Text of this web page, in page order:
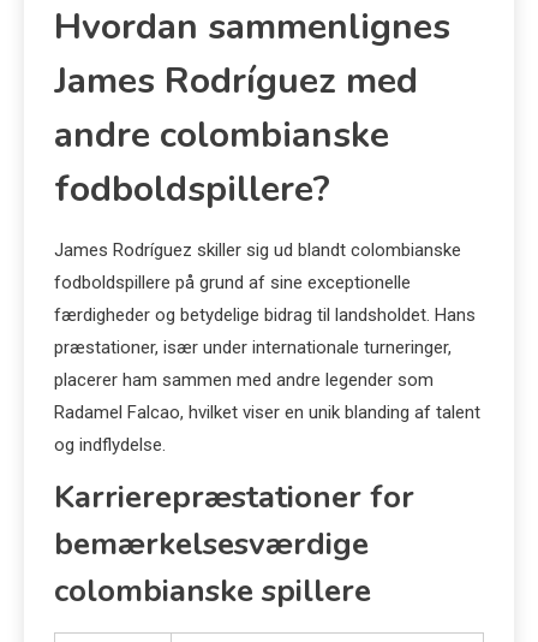
Hvordan sammenlignes
James Rodríguez med
andre colombianske
fodboldspillere?
James Rodríguez skiller sig ud blandt colombianske
fodboldspillere på grund af sine exceptionelle
færdigheder og betydelige bidrag til landsholdet. Hans
præstationer, især under internationale turneringer,
placerer ham sammen med andre legender som
Radamel Falcao, hvilket viser en unik blanding af talent
og indflydelse.
Karrierepræstationer for
bemærkelsesværdige
colombianske spillere